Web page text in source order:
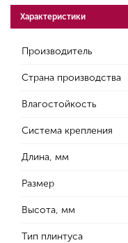
Характеристики
Производитель
Страна производства
Влагостойкость
Система крепления
Длина, мм
Размер
Высота, мм
Тип плинтуса